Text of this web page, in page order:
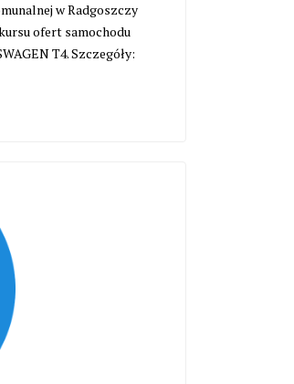
w Radgoszczy
ofert samochodu
T4. Szczegóły: